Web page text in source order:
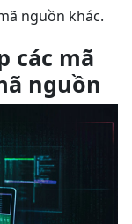
nguồn khác.
các mã
nguồn